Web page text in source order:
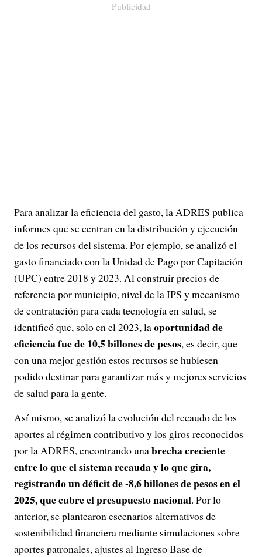
Publicidad
Para analizar la eficiencia del gasto, la ADRES publica
informes que se centran en la distribución y ejecución
de los recursos del sistema. Por ejemplo, se analizó el
gasto financiado con la Unidad de Pago por Capitación
(UPC) entre 2018 y 2023. Al construir precios de
referencia por municipio, nivel de la IPS y mecanismo
de contratación para cada tecnología en salud, se
identificó que, solo en el 2023, laoportunidad de
eficiencia fue de 10,5 billones de pesos, es decir, que
con una mejor gestión estos recursos se hubiesen
podido destinar para garantizar más y mejores servicios
de salud para la gente.
Así mismo, se analizó la evolución del recaudo de los
aportes al régimen contributivo y los giros reconocidos
por la ADRES, encontrando unabrecha creciente
entre lo que el sistema recauda y lo que gira,
registrando un déficit de -8,6 billones de pesos en el
2025, que cubre el presupuesto nacional. Por lo
anterior, se plantearon escenarios alternativos de
sostenibilidad financiera mediante simulaciones sobre
aportes patronales, ajustes al Ingreso Base de